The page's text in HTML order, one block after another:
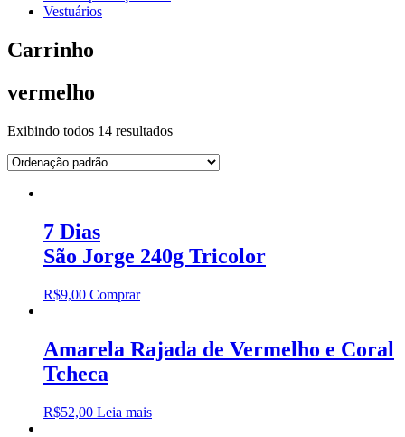
Vestuários
Carrinho
vermelho
Exibindo todos 14 resultados
7 Dias
São Jorge 240g Tricolor
R$9,00 Comprar
Amarela Rajada de Vermelho e Coral
Tcheca
R$52,00 Leia mais